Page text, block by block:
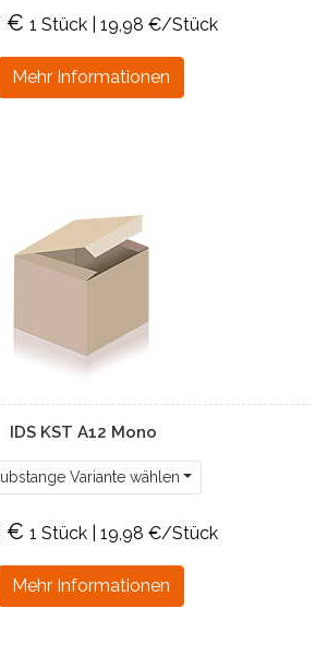
€ 1 Stück | 19,98 €/Stück
Mehr Informationen
IDS KST A12 Mono
Variante wählen
€ 1 Stück | 19,98 €/Stück
Mehr Informationen